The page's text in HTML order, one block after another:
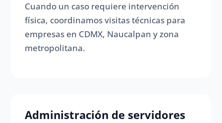
Cuando un caso requiere intervención
física, coordinamos visitas técnicas para
empresas en CDMX, Naucalpan y zona
metropolitana.
Administración de servidores